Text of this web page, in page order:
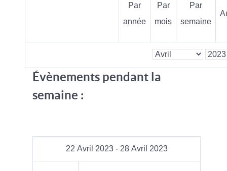
Par
année
Par
mois
Par
semaine
Évènements pendant la
semaine :
22 Avril 2023 - 28 Avril 2023